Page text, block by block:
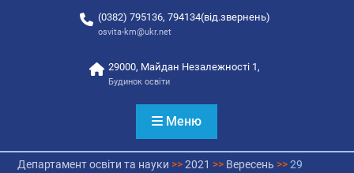
(0382) 795136, 794134(від.звернень)
osvita-km@ukr.net
29000, Майдан Незалежності 1,
Будинок освіти
Меню
Департамент освіти та науки >>2021 >> Вересень >>29